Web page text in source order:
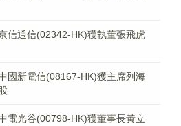
信通信(02342-HK)獲執董張飛虎
國新電信(08167-HK)獲主席列海
電光谷(00798-HK)獲董事長黃立